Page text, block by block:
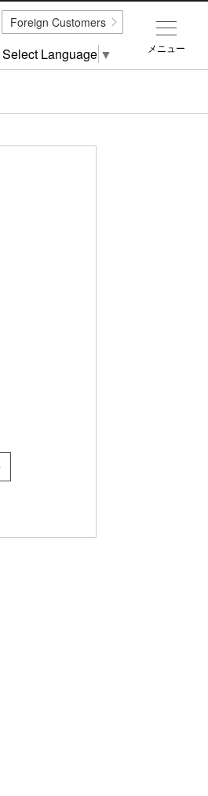
メニュー
Foreign Customers
Select Language ▼